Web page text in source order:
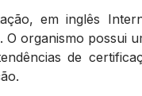
em inglês
organismo possui
de